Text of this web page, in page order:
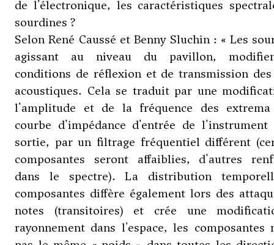
de l'électronique, les caractéristiques
sourdines ?
Selon René Caussé et Benny Sluchin : « Les
agissant au niveau du pavillon,
conditions de réflexion et de transmission des
acoustiques. Cela se traduit par une
l'amplitude et de la fréquence des
courbe d'impédance d'entrée de
sortie, par un filtrage fréquentiel différent
composantes seront affaiblies, d'autres
dans le spectre). La distribution
composantes diffère également lors des
notes (transitoires) et crée une
rayonnement dans l'espace, les composantes